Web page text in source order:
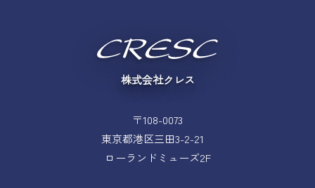
03-3452-1787
株式会社クレス
〒108-0073
東京都港区三田3-2-21
ローランドミューズ2F